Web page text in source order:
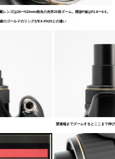
レンズは26〜520mm相当の光学20倍ズーム。開放F値はF2.8〜4.5。
のゴールドのリングがEX-FH20との違い
望遠端までズームするとここまで伸